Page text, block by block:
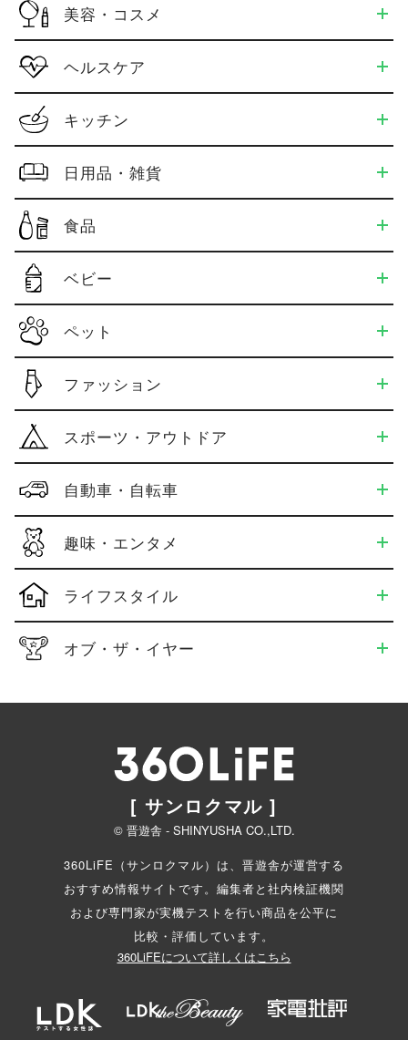
美容・コスメ
ヘルスケア
キッチン
日用品・雑貨
食品
ベビー
ペット
ファッション
スポーツ・アウトドア
自動車・自転車
趣味・エンタメ
ライフスタイル
オブ・ザ・イヤー
[ サンロクマル ]
© 晋遊舎 - SHINYUSHA CO.,LTD.
360LiFE（サンロクマル）は、晋遊舎が運営する
おすすめ情報サイトです。編集者と社内検証機関
および専門家が実機テストを行い商品を公平に
比較・評価しています。
360LiFEについて詳しくはこちら